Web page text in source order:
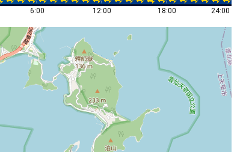
6:00 12:00 18:00 24:00